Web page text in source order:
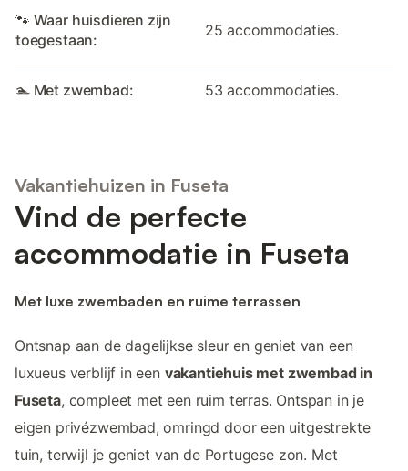
🐾 Waar huisdieren zijn
toegestaan:
25 accommodaties.
🏊 Met zwembad: 53 accommodaties.
Vakantiehuizen in Fuseta
Vind de perfecte
accommodatie in Fuseta
Met luxe zwembaden en ruime terrassen
Ontsnap aan de dagelijkse sleur en geniet van een
luxueus verblijf in een vakantiehuis met zwembad in
Fuseta, compleet met een ruim terras. Ontspan in je
eigen privézwembad, omringd door een uitgestrekte
tuin, terwijl je geniet van de Portugese zon. Met